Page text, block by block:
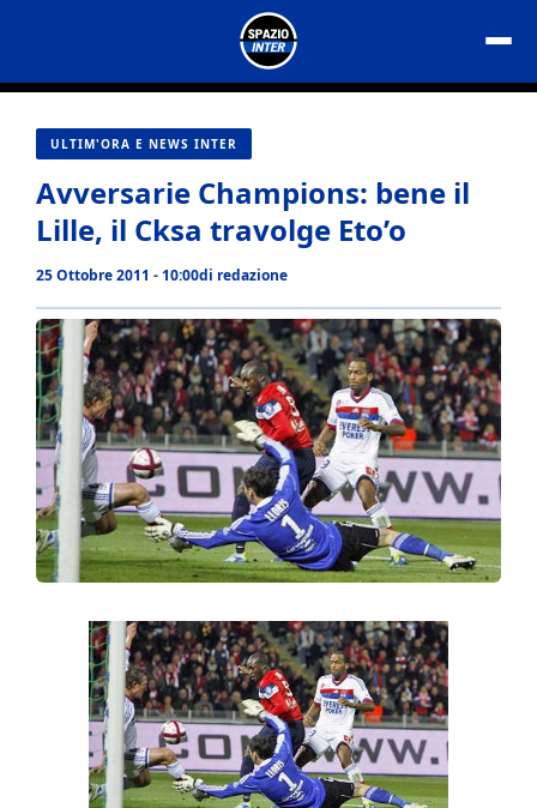
contenuto
ULTIM'ORA E NEWS INTER
Avversarie Champions: bene il
Lille, il Cksa travolge Eto’o
25 Ottobre 2011 - 10:00di redazione